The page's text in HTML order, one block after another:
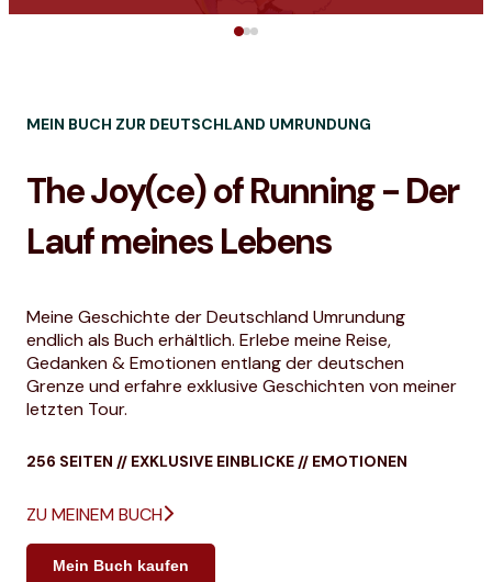
Auf meiner Seite findest du persönliche Geschichten,
Motivationshilfen und vieles mehr. Lass uns gemeinsam
nicht nur ein Weg zur körperlichen Fitness, sondern
Begleite mich auf dieser Reise, teile deine eigenen
Erfahrungen und lass uns gemeinsam die Freude am
Laufen feiern!
MEIN BUCH ZUR DEUTSCHLAND UMRUNDUNG
The Joy(ce) of Running - Der
Lauf meines Lebens
Meine Geschichte der Deutschland Umrundung
endlich als Buch erhältlich. Erlebe meine Reise,
Gedanken & Emotionen entlang der deutschen
Grenze und erfahre exklusive Geschichten von meiner
letzten Tour.
256 SEITEN // EXKLUSIVE EINBLICKE // EMOTIONEN
ZU MEINEM BUCH
Mein Buch kaufen